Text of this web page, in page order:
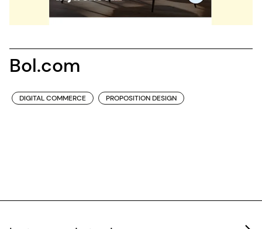
Bol.com
DIGITAL COMMERCE PROPOSITION DESIGN